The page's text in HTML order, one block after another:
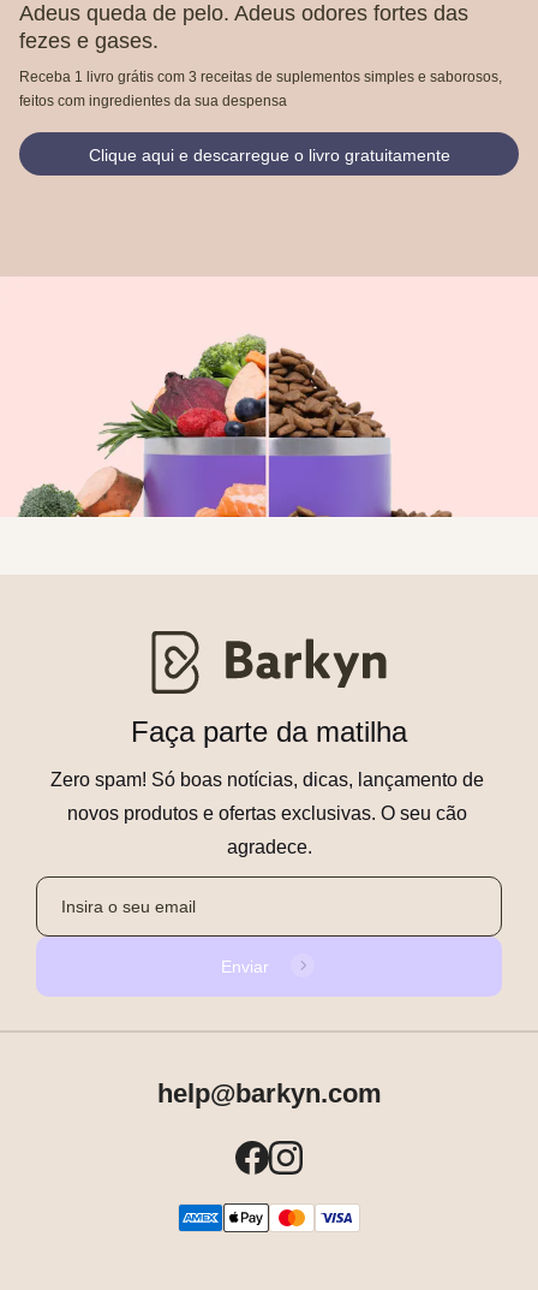
Adeus queda de pelo. Adeus odores fortes das
fezes e gases.
Receba 1 livro grátis com 3 receitas de suplementos simples e saborosos,
feitos com ingredientes da sua despensa
Clique aqui e descarregue o livro gratuitamente
Faça parte da matilha
Zero spam! Só boas notícias, dicas, lançamento de
novos produtos e ofertas exclusivas. O seu cão
agradece.
Enviar
help@barkyn.com